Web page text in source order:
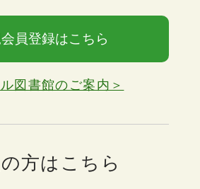
員登録はこちら
図書館のご案内＞
方はこちら